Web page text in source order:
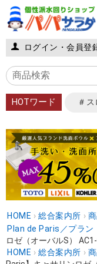
ログイン・会員登
HOTワード ＃
HOME › 総合案内所 ›
Plan de Paris／プラン
ロゼ（オーバルS） AC1-
HOME › 総合案内所 ›